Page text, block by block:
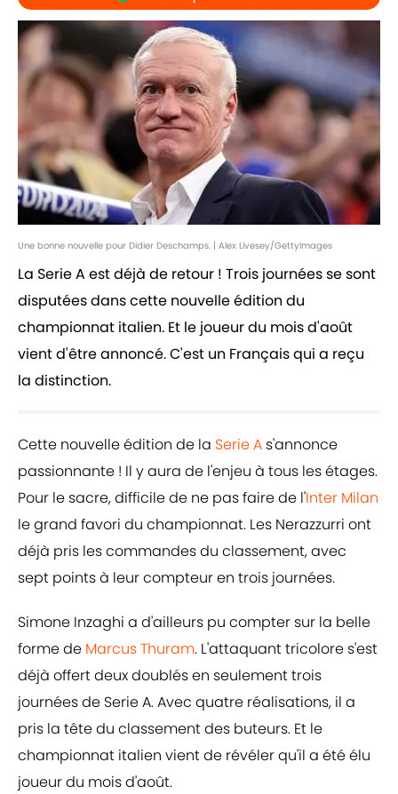
Une bonne nouvelle pour Didier Deschamps. | Alex Livesey/GettyImages
La Serie A est déjà de retour ! Trois journées se sont
disputées dans cette nouvelle édition du
championnat italien. Et le joueur du mois d'août
vient d'être annoncé. C'est un Français qui a reçu
la distinction.
Cette nouvelle édition de la Serie A s'annonce
passionnante ! Il y aura de l'enjeu à tous les étages.
Pour le sacre, difficile de ne pas faire de l'Inter Milan
le grand favori du championnat. Les Nerazzurri ont
déjà pris les commandes du classement, avec
sept points à leur compteur en trois journées.
Simone Inzaghi a d'ailleurs pu compter sur la belle
forme de Marcus Thuram. L'attaquant tricolore s'est
déjà offert deux doublés en seulement trois
journées de Serie A. Avec quatre réalisations, il a
pris la tête du classement des buteurs. Et le
championnat italien vient de révéler qu'il a été élu
joueur du mois d'août.